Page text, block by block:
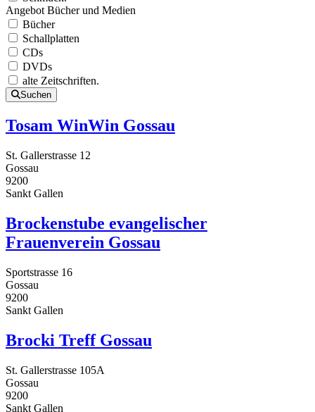
Angebot Bücher und Medien
Bücher
Schallplatten
CDs
DVDs
alte Zeitschriften.
Suchen
Tosam WinWin Gossau
St. Gallerstrasse 12
Gossau
9200
Sankt Gallen
Brockenstube evangelischer
Frauenverein Gossau
Sportstrasse 16
Gossau
9200
Sankt Gallen
Brocki Treff Gossau
St. Gallerstrasse 105A
Gossau
9200
Sankt Gallen